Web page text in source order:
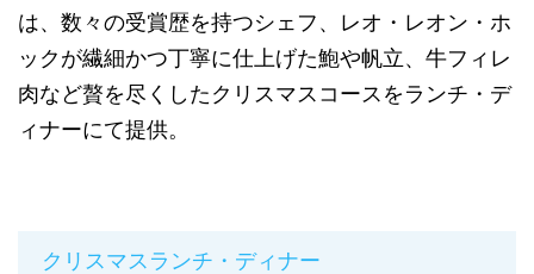
は、数々の受賞歴を持つシェフ、レオ・レオン・ホ
ックが繊細かつ丁寧に仕上げた鮑や帆立、牛フィレ
肉など贅を尽くしたクリスマスコースをランチ・デ
ィナーにて提供。
クリスマスランチ・ディナー